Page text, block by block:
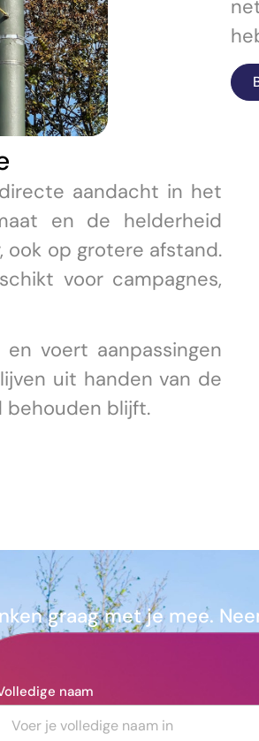
aandacht in het
en de helderheid
ook op grotere afstand.
voor campagnes,
voert aanpassingen
uit handen van de
behouden blijft.
graag met je mee.
naam